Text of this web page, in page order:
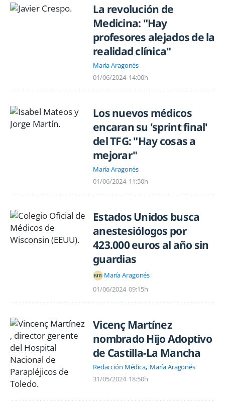
La revolución de
Medicina: "Hay
profesores alejados de la
realidad clínica"
María Aragonés
01/06/2024 14:00h
Los nuevos médicos
encaran su 'sprint final'
del TFG: "Hay cosas a
mejorar"
María Aragonés
01/06/2024 11:50h
Estados Unidos busca
anestesiólogos por
423.000 euros al año sin
guardias
María Aragonés
01/06/2024 09:15h
Vicenç Martínez
nombrado Hijo Adoptivo
de Castilla-La Mancha
Redacción Médica María Aragonés
31/05/2024 18:50h